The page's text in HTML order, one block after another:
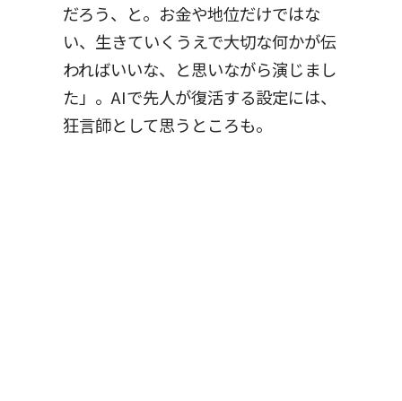
だろう、と。お金や地位だけではな
い、生きていくうえで大切な何かが伝
わればいいな、と思いながら演じまし
た」。AIで先人が復活する設定には、
狂言師として思うところも。